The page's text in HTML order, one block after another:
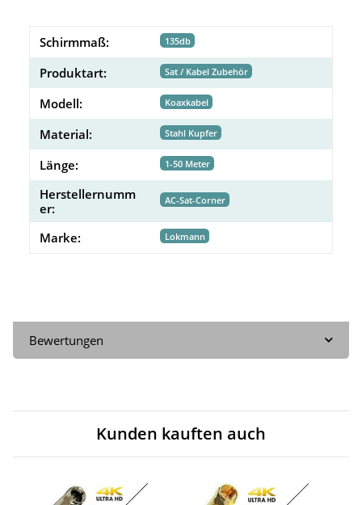
Schirmmaß: 135db
Produktart: Sat / Kabel Zubehör
Modell: Koaxkabel
Material: Stahl Kupfer
Länge: 1-50 Meter
Herstellernumm
er:
AC-Sat-Corner
Marke: Lokmann
Bewertungen
Kunden kauften auch